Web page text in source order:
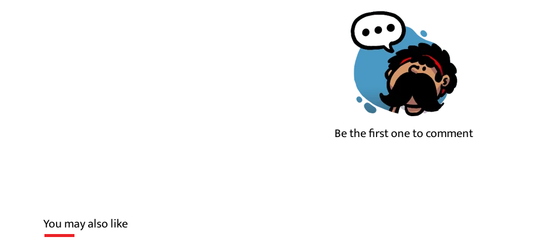
Be the first one to comment
You may also like